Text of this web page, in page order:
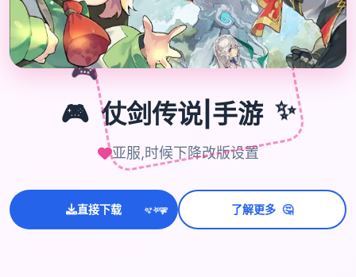
🎮
🎮 仗剑传说|手游 ✨
亚服,时候下降改版设置
直接下载 ✨⭐💫 了解更多 🤔